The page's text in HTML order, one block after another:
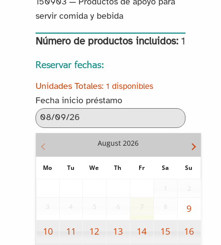
150903 — Productos de apoyo para
servir comida y bebida
Número de productos incluidos:1
Reservar fechas:
1 disponibles
Fecha inicio préstamo
August 2026
Mo Tu We Th Fr Sa Su
2
3 4 5 6 7 8
9
10
11 12 13 14 15
16